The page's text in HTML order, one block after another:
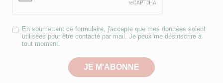
RGPD
*
En soumettant ce formulaire, j'accepte que mes données soient
utilisées pour être contacté par mail. Je peux me désinscrire à
tout moment.
JE M'ABONNE